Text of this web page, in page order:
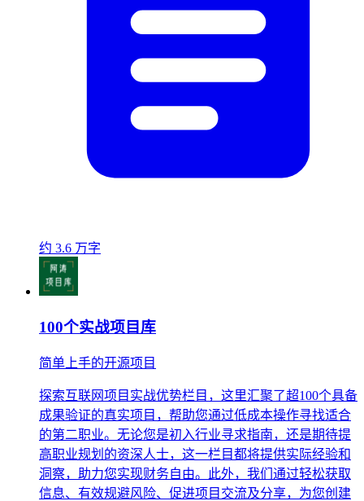
约 3.6 万字
100个实战项目库
简单上手的开源项目
探索互联网项目实战优势栏目，这里汇聚了超100个具备
成果验证的真实项目，帮助您通过低成本操作寻找适合
的第二职业。无论您是初入行业寻求指南，还是期待提
高职业规划的资深人士，这一栏目都将提供实际经验和
洞察，助力您实现财务自由。此外，我们通过轻松获取
信息、有效规避风险、促进项目交流及分享，为您创建